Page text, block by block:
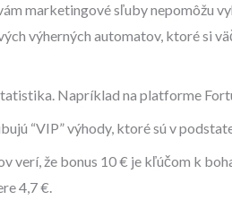
marketingové sľuby nepomôžu
výherných automatov, ktoré si
Napríklad na platforme
“VIP” výhody, ktoré sú v
verí, že bonus 10 € je kľúčom k
4,7 €.